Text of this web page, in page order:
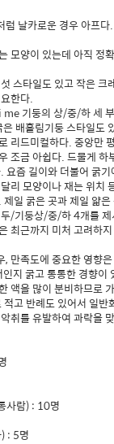
날카로운 경우 아프
모양이 있는데 아직 정
스타일도 있고 작은 크
한다.
기둥의 상/중/하 세
배흘림기둥 스타일도
리드미컬하다. 중앙만
조금 아쉽다. 드물게 하
요즘 길이와 더불어 굵
리 모양이나 재는 위치
일 굵은 곳과 제일 얇
/기둥상/중/하 4개를
최근까지 미처 고려하
만족도에 중요한 영향
지 굵고 통통한 경향이
액을 많이 분비하므로
고 반례도 있어서 일반
취를 유발하여 과락을
사람) : 10명
: 5명